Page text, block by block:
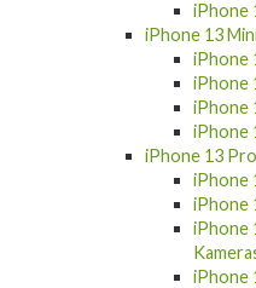
iPhone
iPhone 13
iPhone
iPhone
iPhone
iPhone
iPhone 13
iPhone
iPhone
iPhone
iPhone